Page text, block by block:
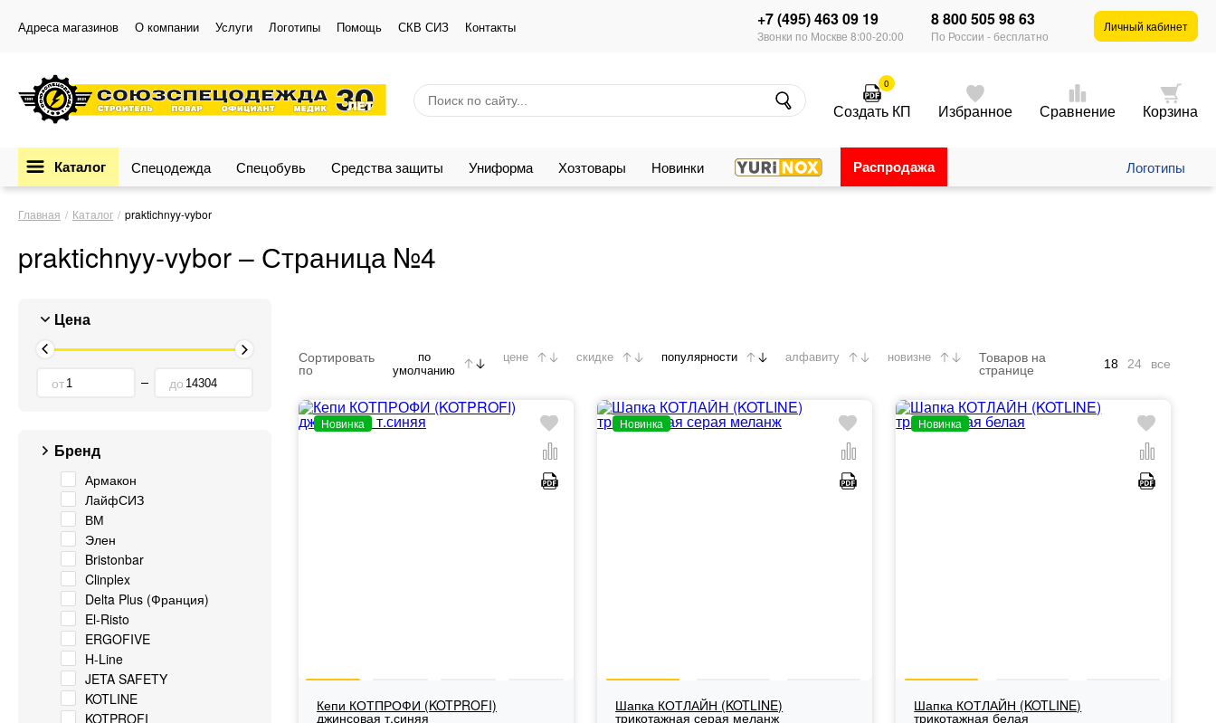
Адреса магазинов О компании Услуги Логотипы Помощь СКВ СИЗ Контакты +7 (495) 463 09 19
Звонки по Москве 8:00-20:00
8 800 505 98 63
По России - бесплатно
Личный кабинет
0
Создать КП Избранное Сравнение Корзина
Каталог Спецодежда Спецобувь Средства защиты Униформа Хозтовары Новинки Распродажа Логотипы
Главная Каталог praktichnyy-vybor
praktichnyy-vybor – Страница №4
Цена
от до
Бренд
Армакон
ЛайфСИЗ
ВМ
Элен
Bristonbar
Clinplex
Delta Plus (Франция)
El-Risto
ERGOFIVE
H-Line
JETA SAFETY
KOTLINE
KOTPROFI
Сортировать
по
по
умолчанию
цене скидке популярности алфавиту новизне Товаров на
странице 18 24 все
Новинка
Кепи КОТПРОФИ (KOTPROFI)
джинсовая т.синяя
Новинка
Шапка КОТЛАЙН (KOTLINE)
трикотажная серая меланж
Новинка
Шапка КОТЛАЙН (KOTLINE)
трикотажная белая
×